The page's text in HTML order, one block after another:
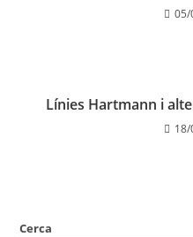
05/
Línies Hartmann i
Cerca